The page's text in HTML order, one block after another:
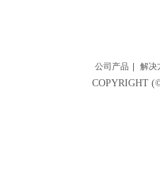
公司产品 解决
COPYRIGHT